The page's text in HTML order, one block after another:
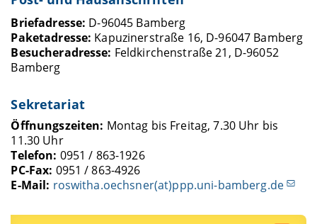
Briefadresse: D-96045 Bamberg
Paketadresse: Kapuzinerstraße 16, D-96047 Bamberg
Besucheradresse: Feldkirchenstraße 21, D-96052
Bamberg
Sekretariat
Öffnungszeiten: Montag bis Freitag, 7.30 Uhr bis
11.30 Uhr
Telefon: 0951 / 863-1926
PC-Fax: 0951 / 863-4926
E-Mail: roswitha.oechsner(at)ppp.uni-bamberg.de